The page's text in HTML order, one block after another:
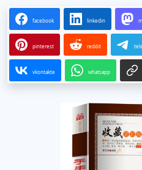
facebook linkedin
pinterest reddit
vkontakte whatsapp